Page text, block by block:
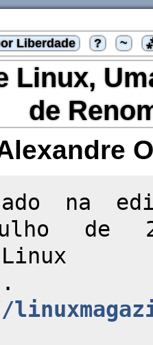
Liberdade ? ~
Linux,
de
na
de
]Linux